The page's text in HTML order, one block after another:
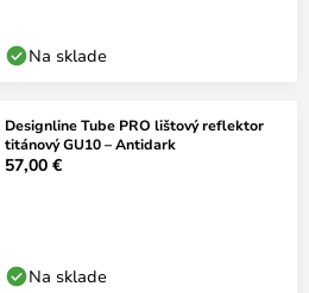
Na sklade
Designline Tube PRO lištový reflektor
titánový GU10 – Antidark
57,00 €
Na sklade